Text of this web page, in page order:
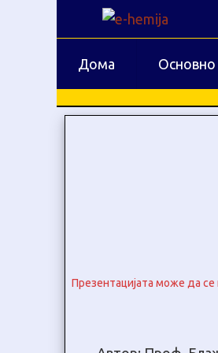
Дома Основно
Презентацијата може да